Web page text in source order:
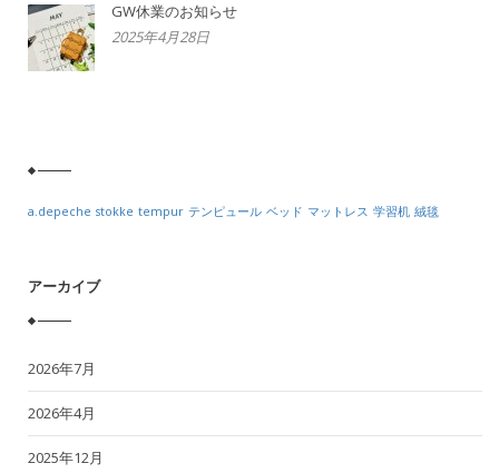
GW休業のお知らせ
2025年4月28日
a.depeche stokke tempur テンピュール ベッド マットレス 学習机 絨毯
アーカイブ
2026年7月
2026年4月
2025年12月